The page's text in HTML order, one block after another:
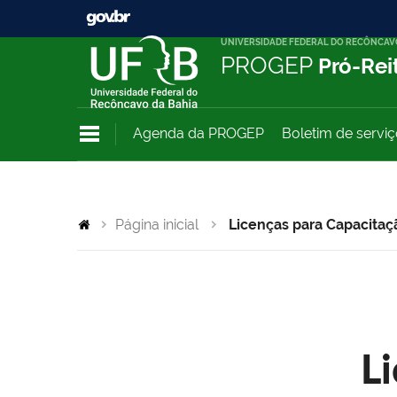
UNIVERSIDADE FEDERAL DO
PROGEP Pró-
Agenda da PROGEP Boletim de
Página inicial Licenças para